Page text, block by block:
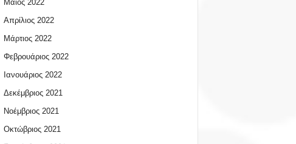
Μάιος 2022
Απρίλιος 2022
Μάρτιος 2022
Φεβρουάριος 2022
Ιανουάριος 2022
Δεκέμβριος 2021
Νοέμβριος 2021
Οκτώβριος 2021